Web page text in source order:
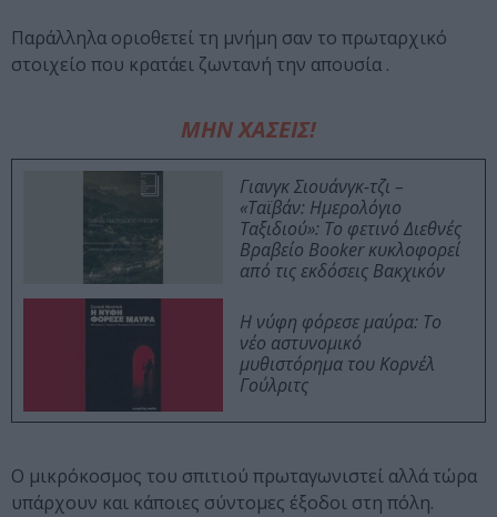
Παράλληλα οριοθετεί τη μνήμη σαν το πρωταρχικό
στοιχείο που κρατάει ζωντανή την απουσία .
ΜΗΝ ΧΑΣΕΙΣ!
Γιανγκ Σιουάνγκ-τζι –
«Ταϊβάν: Ημερολόγιο
Ταξιδιού»: Το φετινό Διεθνές
Βραβείο Booker κυκλοφορεί
από τις εκδόσεις Βακχικόν
Η νύφη φόρεσε μαύρα: Το
νέο αστυνομικό
μυθιστόρημα του Κορνέλ
Γούλριτς
Ο μικρόκοσμος του σπιτιού πρωταγωνιστεί αλλά τώρα
υπάρχουν και κάποιες σύντομες έξοδοι στη πόλη.